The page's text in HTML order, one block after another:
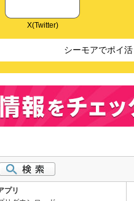
X(Twitter)
シーモアでポイ活
プリ